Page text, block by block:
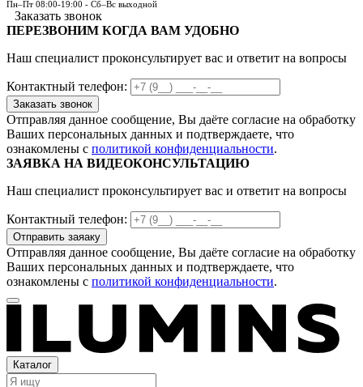
Пн–Пт 08:00-19:00 - Сб–Вс выходной
Заказать звонок
ПЕРЕЗВОНИМ КОГДА ВАМ УДОБНО
Наш специалист проконсультирует вас и ответит на вопросы
Контактный телефон:
Отправляя данное сообщение, Вы даёте согласие на обработку
Ваших персональных данных и подтверждаете, что
ознакомлены с политикой конфиденциальности.
ЗАЯВКА НА ВИДЕОКОНСУЛЬТАЦИЮ
Наш специалист проконсультирует вас и ответит на вопросы
Контактный телефон:
Отправляя данное сообщение, Вы даёте согласие на обработку
Ваших персональных данных и подтверждаете, что
ознакомлены с политикой конфиденциальности.
Каталог